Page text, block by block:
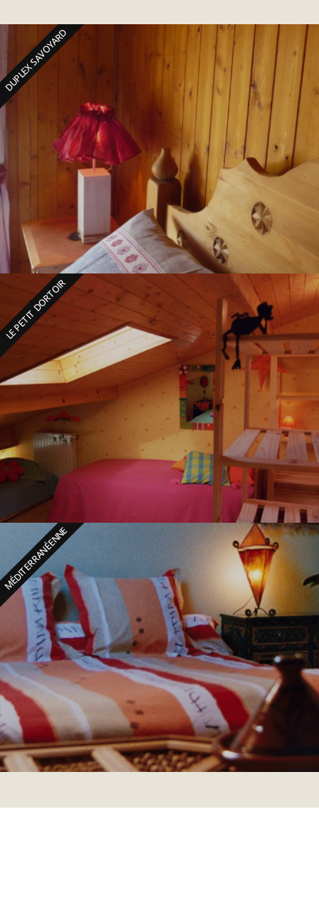
DUPLEX SAVOYARD
LE PETIT DORTOIR
MÉDITERRANÉENNE